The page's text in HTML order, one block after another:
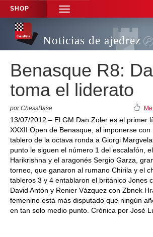
SHOP
TOGGLE
NAVIGATION
Noticias de ajedrez
Benasque R8:
toma el liderato
por ChessBase
13/07/2012 – El GM Dan Zoler es el primer
XXXII Open de Benasque, al imponerse
tablero de la octava ronda a Giorgi
punto le siguen el número 1 del escalafón, el
Harikrishna y el aragonés Sergio Garza,
torneo, que ganaron al rumano Chirila y el
tableros 3 y 4 entablaron el británico Jones
David Antón y Renier Vázquez con Zbnek
femenino está más disputado que ningún
en tan solo medio punto. Crónica por José